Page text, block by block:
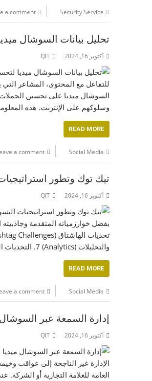
Security Service
a comment
تحليل بيانات السوشال
أكتوبر 16, 2024 QIT
للتفاعل مع المحتوى، المشاعر التي
وسلوكهم على الإنترنت. هذه
READ MORE
Social Media
a comment
تيك توك وتطور
أكتوبر 16, 2024 QIT
والتحليلات (Analytics) 7. التحديات الموسيقية 8. استخدام قصص النجاح (Case Studies) 9. التسويق عبر المحتوى التعليمي كيف…
READ MORE
Social Media
a comment
إدارة السمعة عبر السوشال
أكتوبر 16, 2024 QIT
الإدارة غير الناجحة إلى عواقب
العامة للعلامة التجارية أو